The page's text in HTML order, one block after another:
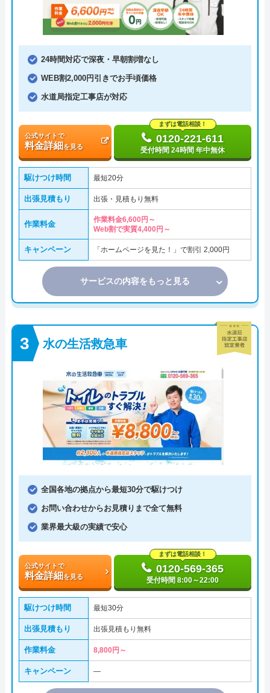
24時間対応で深夜・早朝割増なし
WEB割2,000円引きでお手頃価格
水道局指定工事店が対応
公式サイトで
料金詳細を見る
まずは電話相談！
0120-221-611
受付時間 24時間 年中無休
駆けつけ時間 最短20分
出張見積もり 出張・見積もり無料
作業料金
作業料金6,600円～
Web割で実質4,400円～
キャンペーン 「ホームページを見た！」で割引 2,000円
サービスの内容をもっと見る
水の生活救急車
全国各地の拠点から最短30分で駆けつけ
お問い合わせからお見積りまで全て無料
業界最大級の実績で安心
公式サイトで
料金詳細を見る
まずは電話相談！
0120-569-365
受付時間 8:00～22:00
駆けつけ時間 最短30分
出張見積もり 出張見積もり無料
作業料金 8,800円～
キャンペーン ―